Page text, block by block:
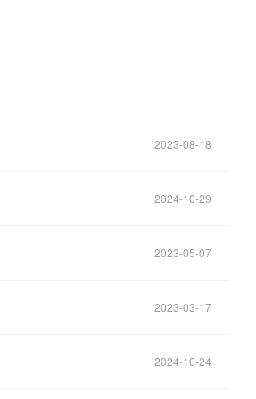
2023-08-18
2024-10-29
2023-05-07
2023-03-17
2024-10-24